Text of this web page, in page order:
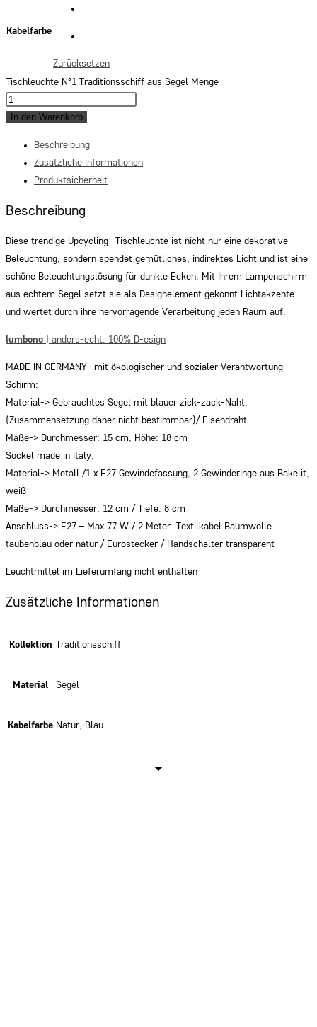
Kabelfarbe
Zurücksetzen
Tischleuchte N°1 Traditionsschiff aus Segel Menge
In den Warenkorb
Beschreibung
Zusätzliche Informationen
Produktsicherheit
Beschreibung
Diese trendige Upcycling- Tischleuchte ist nicht nur eine dekorative
Beleuchtung, sondern spendet gemütliches, indirektes Licht und ist eine
schöne Beleuchtungslösung für dunkle Ecken. Mit Ihrem Lampenschirm
aus echtem Segel setzt sie als Designelement gekonnt Lichtakzente
und wertet durch ihre hervorragende Verarbeitung jeden Raum auf.
lumbono | anders-echt. 100% D-esign
MADE IN GERMANY- mit ökologischer und sozialer Verantwortung
Schirm:
Material-> Gebrauchtes Segel mit blauer zick-zack-Naht,
(Zusammensetzung daher nicht bestimmbar)/ Eisendraht
Maße-> Durchmesser: 15 cm, Höhe: 18 cm
Sockel made in Italy:
Material-> Metall /1 x E27 Gewindefassung, 2 Gewinderinge aus Bakelit,
weiß
Maße-> Durchmesser: 12 cm / Tiefe: 8 cm
Anschluss-> E27 – Max 77 W / 2 Meter Textilkabel Baumwolle
taubenblau oder natur / Eurostecker / Handschalter transparent
Leuchtmittel im Lieferumfang nicht enthalten
Zusätzliche Informationen
Kollektion Traditionsschiff
Material Segel
Kabelfarbe Natur, Blau